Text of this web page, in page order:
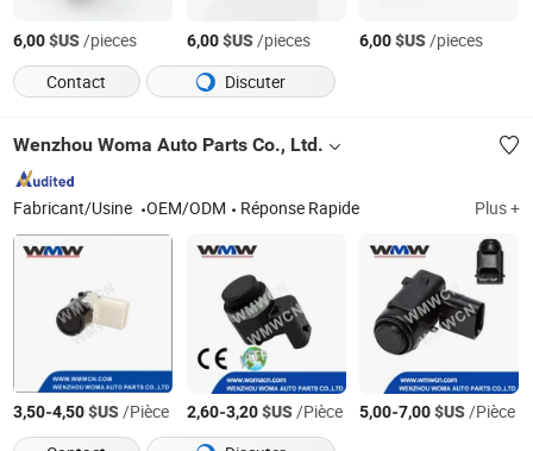
6,00$US/pieces 6,00$US/pieces 6,00$US/pieces
Contact
Discuter
Wenzhou Woma Auto Parts Co., Ltd.
Fabricant/Usine OEM/ODM Réponse Rapide Plus +
3,50-4,50$US/Pièce 2,60-3,20$US/Pièce 5,00-7,00$US/Pièce